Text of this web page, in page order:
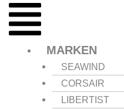
MARKEN
SEAWIND
CORSAIR
LIBERTIST